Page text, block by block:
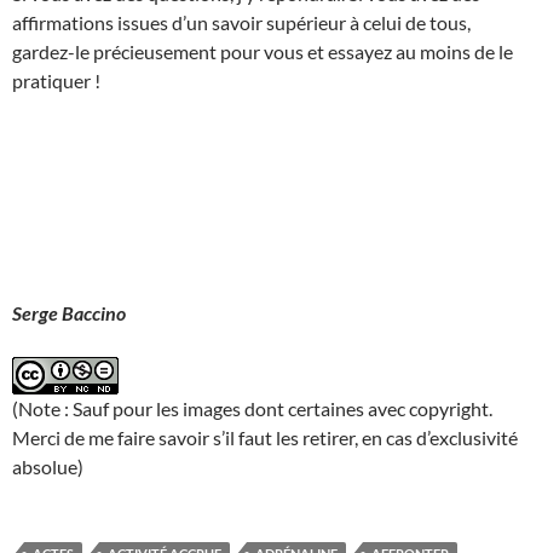
affirmations issues d’un savoir supérieur à celui de tous,
gardez-le précieusement pour vous et essayez au moins de le
pratiquer !
Serge Baccino
(Note : Sauf pour les images dont certaines avec copyright.
Merci de me faire savoir s’il faut les retirer, en cas d’exclusivité
absolue)